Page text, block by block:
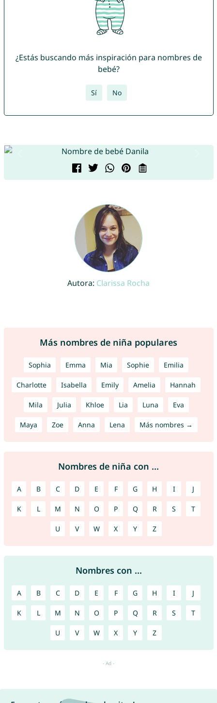
¿Estás buscando más inspiración para nombres de
bebé?
Sí No
Autora: Clarissa Rocha
Más nombres de niña populares
Sophia Emma Mia Sophie Emilia
Charlotte Isabella Emily Amelia Hannah
Mila Julia Khloe Lia Luna Eva
Maya Zoe Anna Lena Más nombres →
Nombres de niña con ...
A B C D E F G H I J
K L M N O P Q R S T
U V W X Y Z
Nombres con ...
A B C D E F G H I J
K L M N O P Q R S T
U V W X Y Z